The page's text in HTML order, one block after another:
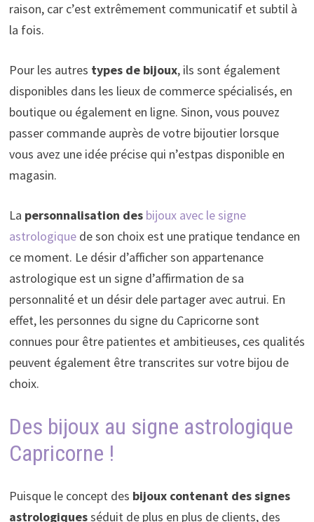
raison, car c’est extrêmement communicatif et subtil à
la fois.
Pour les autres types de bijoux, ils sont également
disponibles dans les lieux de commerce spécialisés, en
boutique ou également en ligne. Sinon, vous pouvez
passer commande auprès de votre bijoutier lorsque
vous avez une idée précise qui n’estpas disponible en
magasin.
La personnalisation des bijoux avec le signe
astrologiquede son choix est une pratique tendance en
ce moment. Le désir d’afficher son appartenance
astrologique est un signe d’affirmation de sa
personnalité et un désir dele partager avec autrui. En
effet, les personnes du signe du Capricorne sont
connues pour être patientes et ambitieuses, ces qualités
peuvent également être transcrites sur votre bijou de
choix.
Des bijoux au signe astrologique
Capricorne !
Puisque le concept des bijoux contenant des signes
astrologiquesséduit de plus en plus de clients, des